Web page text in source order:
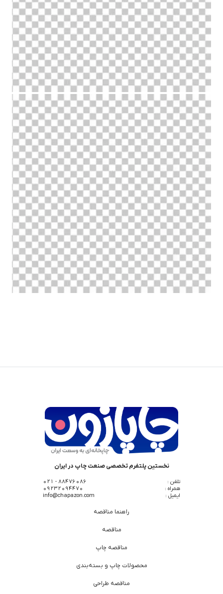
نخستین پلتفرم تخصصی صنعت چاپ در ایران
تلفن :
88476086 - 021
همراه :
09232094470
ایمیل :
info@chapazon.com
راهنما مناقصه
مناقصه
مناقصه چاپ
محصولات چاپ و بسته‌بندی
مناقصه طراحی